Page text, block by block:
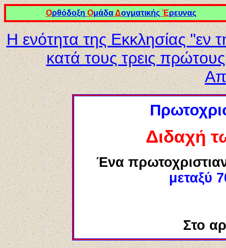
Ορθόδοξη ΟμάδαΔογματικής Έρευνας
Η ενότητα της Εκκλησίας "εν
κατά τους τρεις
Διδαχή
Ένα
μεταξύ
Στο